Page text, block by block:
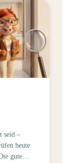
seid –
heute
gute